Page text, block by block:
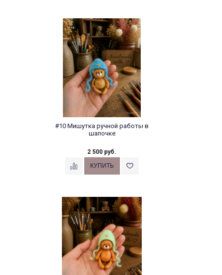
#10 Мишутка ручной работы в
шапочке
2 500 руб.